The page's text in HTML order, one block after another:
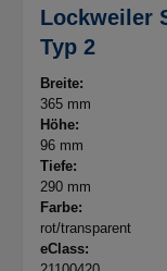
Lockweiler
Typ 2
Breite:
365 mm
Höhe:
96 mm
Tiefe:
290 mm
Farbe:
rot/transparent
eClass: